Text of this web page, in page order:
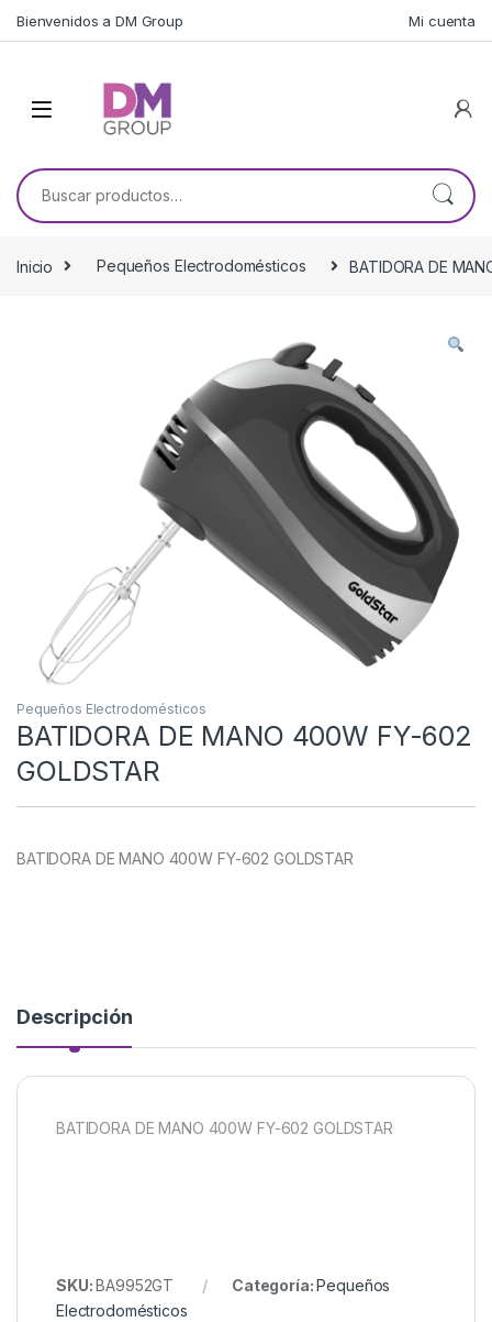
Bienvenidos a DM Group Mi cuenta
Buscar por:
Inicio Pequeños Electrodomésticos BATIDORA DE
Pequeños Electrodomésticos
BATIDORA DE MANO 400W FY-602
GOLDSTAR
BATIDORA DE MANO 400W FY-602 GOLDSTAR
Descripción
BATIDORA DE MANO 400W FY-602 GOLDSTAR
SKU:BA9952GT Categoría:Pequeños
Electrodomésticos